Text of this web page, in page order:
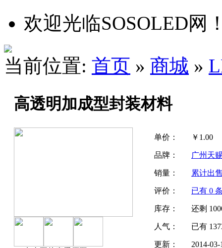
欢迎光临SOSOLED网
当前位置: 首页 » 商城 »
高透明加成型封装材料
单价： ￥ 1.00
品牌： 广州天
销量： 累计出
评价： 已有 0
库存： 还剩
人气： 已有
更新： 2014-03-